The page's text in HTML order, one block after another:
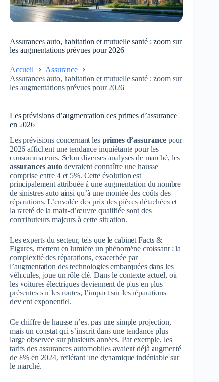
Assurances auto, habitation et mutuelle santé : zoom sur
les augmentations prévues pour 2026
Accueil
Assurance
Assurances auto, habitation et mutuelle santé : zoom sur
les augmentations prévues pour 2026
Les prévisions d’augmentation des primes d’assurance
en 2026
Les prévisions concernant les primes d’assurance pour
2026 affichent une tendance inquiétante pour les
consommateurs. Selon diverses analyses de marché, les
assurances auto devraient connaître une hausse
comprise entre 4 et 5%. Cette évolution est
principalement attribuée à une augmentation du nombre
de sinistres auto ainsi qu’à une montée des coûts des
réparations. L’envolée des prix des pièces détachées et
la rareté de la main-d’œuvre qualifiée sont des
contributeurs majeurs à cette situation.
Les experts du secteur, tels que le cabinet Facts &
Figures, mettent en lumière un phénomène croissant : la
complexité des réparations, exacerbée par
l’augmentation des technologies embarquées dans les
véhicules, joue un rôle clé. Dans le contexte actuel, où
les voitures électriques deviennent de plus en plus
présentes sur les routes, l’impact sur les réparations
devient exponentiel.
Ce chiffre de hausse n’est pas une simple projection,
mais un constat qui s’inscrit dans une tendance plus
large observée sur plusieurs années. Par exemple, les
tarifs des assurances automobiles avaient déjà augmenté
de 8% en 2024, reflétant une dynamique indéniable sur
le marché.